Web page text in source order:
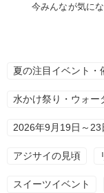
今みんなが気に
夏の注目イベント・
水かけ祭り・ウォー
2026年9月19日～23
アジサイの見頃
スイーツイベント